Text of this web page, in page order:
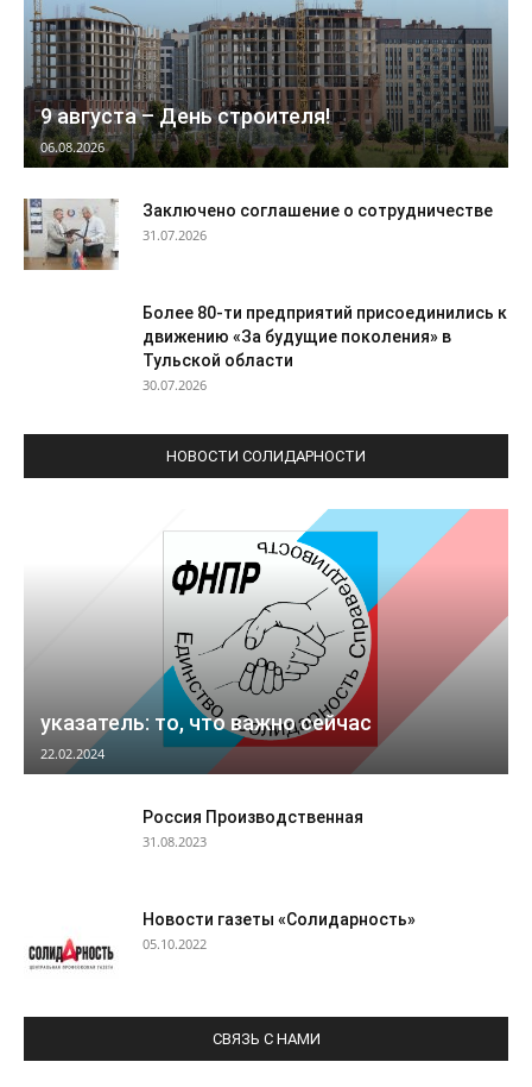
9 августа – День строителя!
06.08.2026
Заключено соглашение о сотрудничестве
31.07.2026
Более 80-ти предприятий присоединились к
движению «За будущие поколения» в
Тульской области
30.07.2026
НОВОСТИ СОЛИДАРНОСТИ
указатель: то, что важно сейчас
22.02.2024
Россия Производственная
31.08.2023
Новости газеты «Солидарность»
05.10.2022
СВЯЗЬ С НАМИ